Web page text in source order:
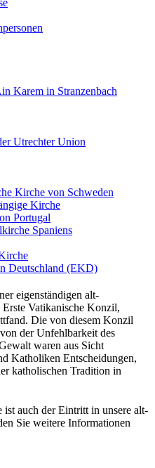
Karem in Stranzenbach
Utrechter Union
Kirche von Schweden
Kirche
Portugal
Spaniens
Deutschland (EKD)
eigenständigen alt-
Vatikanische Konzil,
Die von diesem Konzil
der Unfehlbarkeit des
waren aus Sicht
Katholiken Entscheidungen,
katholischen Tradition in
ist auch der Eintritt in unsere alt-
Sie weitere Informationen